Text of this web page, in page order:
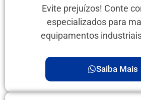
Evite prejuízos! Conte
especializados para
equipamentos
Saiba Mais